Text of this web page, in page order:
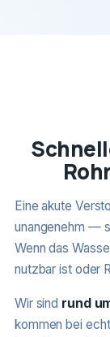
Eine akute
unangenehm —
Wenn das
nutzbar ist oder
Wir sind rund
kommen bei